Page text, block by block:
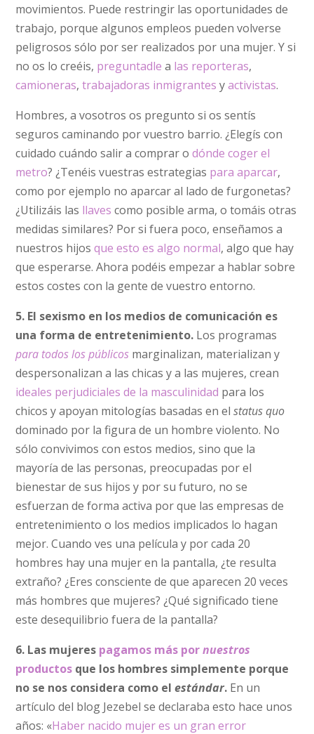
movimientos. Puede restringir las oportunidades de
trabajo, porque algunos empleos pueden volverse
peligrosos sólo por ser realizados por una mujer. Y si
no os lo creéis, preguntadle a las reporteras,
camioneras,trabajadoras inmigrantes yactivistas.
Hombres, a vosotros os pregunto si os sentís
seguros caminando por vuestro barrio. ¿Elegís con
cuidado cuándo salir a comprar odónde coger el
metro? ¿Tenéis vuestras estrategias para aparcar,
como por ejemplo no aparcar al lado de furgonetas?
¿Utilizáis las llaves como posible arma, o tomáis otras
medidas similares? Por si fuera poco, enseñamos a
nuestros hijosque esto es algo normal, algo que hay
que esperarse. Ahora podéis empezar a hablar sobre
estos costes con la gente de vuestro entorno.
5. El sexismo en los medios de comunicación es
una forma de entretenimiento. Los programas
para todos los públicos marginalizan, materializan y
despersonalizan a las chicas y a las mujeres, crean
ideales perjudiciales de la masculinidad para los
chicos y apoyan mitologías basadas en elstatus quo
dominado por la figura de un hombre violento. No
sólo convivimos con estos medios, sino que la
mayoría de las personas, preocupadas por el
bienestar de sus hijos y por su futuro, no se
esfuerzan de forma activa por que las empresas de
entretenimiento o los medios implicados lo hagan
mejor. Cuando ves una película y por cada 20
hombres hay una mujer en la pantalla, ¿te resulta
extraño? ¿Eres consciente de que aparecen 20 veces
más hombres que mujeres? ¿Qué significado tiene
este desequilibrio fuera de la pantalla?
6. Las mujeres pagamos más pornuestros
productos que los hombres simplemente porque
no se nos considera como elestándar. En un
artículo del blog Jezebel se declaraba esto hace unos
años: «Haber nacido mujer es un gran error